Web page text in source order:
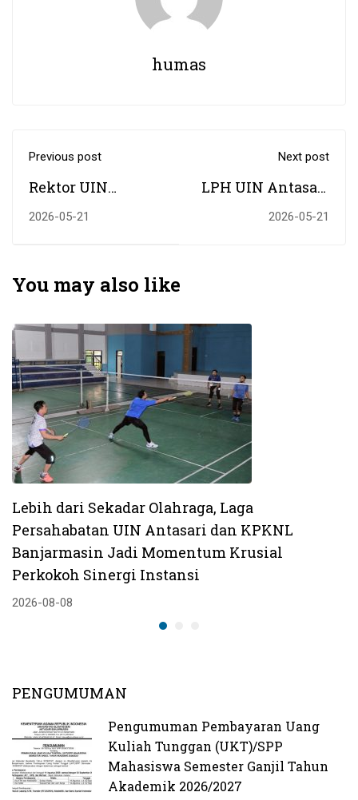
humas
Previous post
Rektor UIN
Antasari
Tiga Pilar
Institusi dan
Integritas Bekerja
2026-05-21
Next post
LPH UIN Antasari
Banjarmasin
Dapur SPPG se-
2026-05-21
You may also like
Lebih dari Sekadar Olahraga, Laga
Persahabatan UIN Antasari dan KPKNL
Banjarmasin Jadi Momentum Krusial
Perkokoh Sinergi Instansi
2026-08-08
PENGUMUMAN
Pengumuman Pembayaran Uang
Kuliah Tunggan (UKT)/SPP
Mahasiswa Semester Ganjil Tahun
Akademik 2026/2027